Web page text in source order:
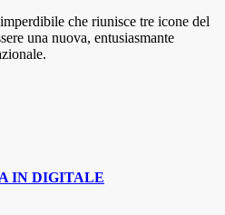
che riunisce tre icone del
una nuova, entusiasmante
IN DIGITALE